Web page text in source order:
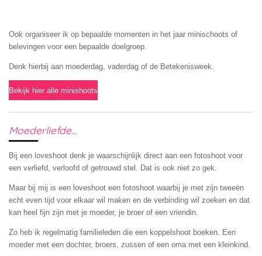
Ook organiseer ik op bepaalde momenten in het jaar minischoots of
belevingen voor een bepaalde doelgroep.
Denk hierbij aan moederdag, vaderdag of de Betekenisweek.
Bekijk hier alle minishoots
Moederliefde...
Bij een loveshoot denk je waarschijnlijk direct aan een fotoshoot voor
een verliefd, verloofd of getrouwd stel. Dat is ook niet zo gek.
Maar bij mij is een loveshoot een fotoshoot waarbij je met zijn tweeën
echt even tijd voor elkaar wil maken en de verbinding wil zoeken en dat
kan heel fijn zijn met je moeder, je broer of een vriendin.
Zo heb ik regelmatig familieleden die een koppelshoot boeken. Een
moeder met een dochter, broers, zussen of een oma met een kleinkind.